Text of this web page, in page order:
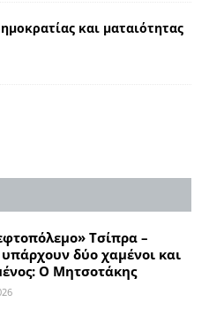
και ματαιότητας
Τσίπρα –
δύο χαμένοι και
Ο Μητσοτάκης